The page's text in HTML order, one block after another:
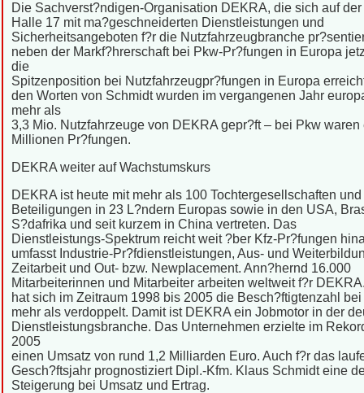
Die Sachverst?ndigen-Organisation DEKRA, die sich auf der
Halle 17 mit ma?geschneiderten Dienstleistungen und
Sicherheitsangeboten f?r die Nutzfahrzeugbranche
neben der Markf?hrerschaft bei Pkw-Pr?fungen in Europa
die
Spitzenposition bei Nutzfahrzeugpr?fungen in Europa
den Worten von Schmidt wurden im vergangenen Jahr
mehr als
3,3 Mio. Nutzfahrzeuge von DEKRA gepr?ft – bei Pkw waren
Millionen Pr?fungen.
DEKRA weiter auf Wachstumskurs
DEKRA ist heute mit mehr als 100 Tochtergesellschaften und
Beteiligungen in 23 L?ndern Europas sowie in den USA,
S?dafrika und seit kurzem in China vertreten. Das
Dienstleistungs-Spektrum reicht weit ?ber Kfz-Pr?fungen
umfasst Industrie-Pr?fdienstleistungen, Aus- und
Zeitarbeit und Out- bzw. Newplacement. Ann?hernd 16.000
Mitarbeiterinnen und Mitarbeiter arbeiten weltweit f?r
hat sich im Zeitraum 1998 bis 2005 die Besch?ftigtenzahl
mehr als verdoppelt. Damit ist DEKRA ein Jobmotor in der
Dienstleistungsbranche. Das Unternehmen erzielte im
2005
einen Umsatz von rund 1,2 Milliarden Euro. Auch f?r das
Gesch?ftsjahr prognostiziert Dipl.-Kfm. Klaus Schmidt eine
Steigerung bei Umsatz und Ertrag.